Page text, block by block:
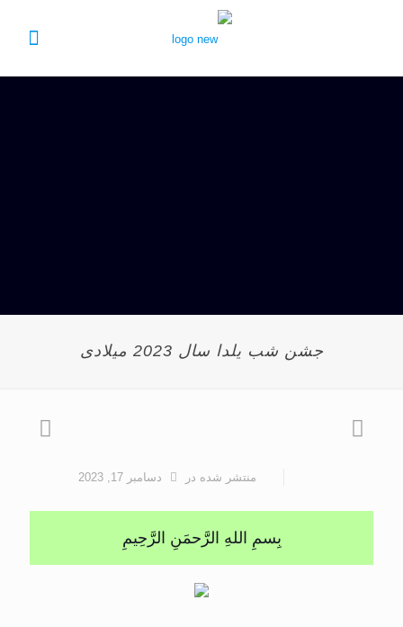
جشن شب يلدا سال 2023 ميلادی
منتشر شده در دسامبر 17, 2023
بِسمِ اللهِ الرَّحمَنِ الرَّحِيمِ